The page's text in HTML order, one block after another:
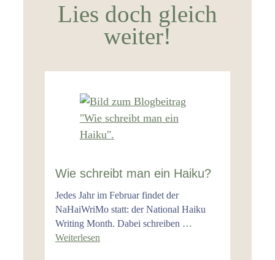
Lies doch gleich
weiter!
Wie schreibt man ein Haiku?
Jedes Jahr im Februar findet der
NaHaiWriMo statt: der National Haiku
Writing Month. Dabei schreiben …
Weiterlesen